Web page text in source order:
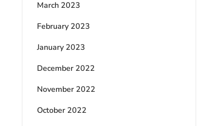
March 2023
February 2023
January 2023
December 2022
November 2022
October 2022